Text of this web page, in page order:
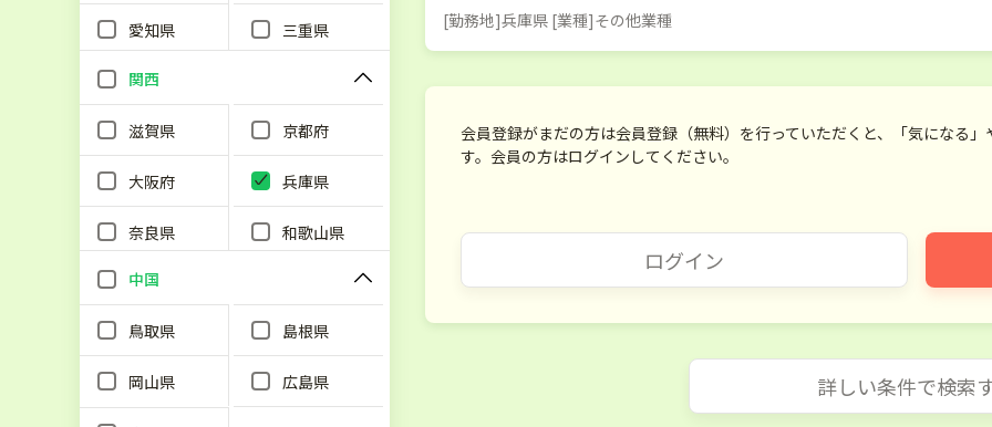
愛知県 三重県
関西
滋賀県 京都府
大阪府 兵庫県
奈良県 和歌山県
中国
鳥取県 島根県
岡山県 広島県
[勤務地]兵庫県 [業種]その他業種
会員登録がまだの方は会員登録（無料）を行っていただくと、「気になる
す。会員の方はログインしてください。
ログイン
詳しい条件で検索